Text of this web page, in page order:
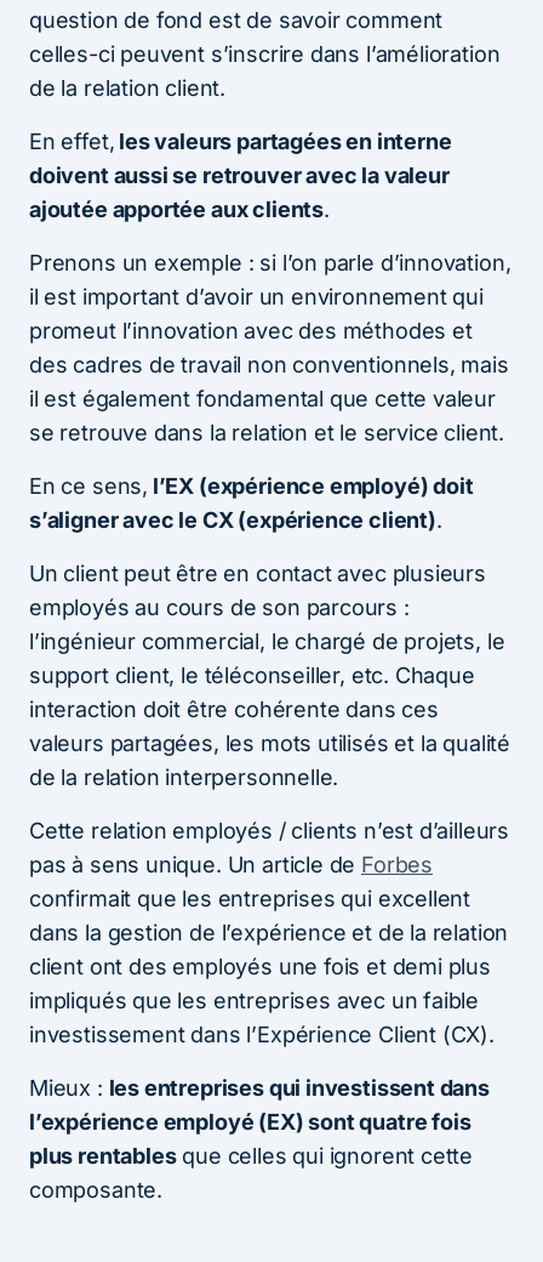
question de fond est de savoir comment
celles-ci peuvent s’inscrire dans l’amélioration
de la relation client.
En effet, les valeurs partagées en interne
doivent aussi se retrouver avec la valeur
ajoutée apportée aux clients.
Prenons un exemple : si l’on parle d’innovation,
il est important d’avoir un environnement qui
promeut l’innovation avec des méthodes et
des cadres de travail non conventionnels, mais
il est également fondamental que cette valeur
se retrouve dans la relation et le service client.
En ce sens, l’EX (expérience employé) doit
s’aligner avec le CX (expérience client).
Un client peut être en contact avec plusieurs
employés au cours de son parcours :
l’ingénieur commercial, le chargé de projets, le
support client, le téléconseiller, etc. Chaque
interaction doit être cohérente dans ces
valeurs partagées, les mots utilisés et la qualité
de la relation interpersonnelle.
Cette relation employés / clients n’est d’ailleurs
pas à sens unique. Un article de Forbes
confirmait que les entreprises qui excellent
dans la gestion de l’expérience et de la relation
client ont des employés une fois et demi plus
impliqués que les entreprises avec un faible
investissement dans l’Expérience Client (CX).
Mieux : les entreprises qui investissent dans
l’expérience employé (EX) sont quatre fois
plus rentablesque celles qui ignorent cette
composante.